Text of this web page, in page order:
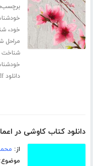
خود،
مراحل
شناخت
دانلود pdf کتاب شور شکفتن
دانلود کتاب کاوشی در
از: